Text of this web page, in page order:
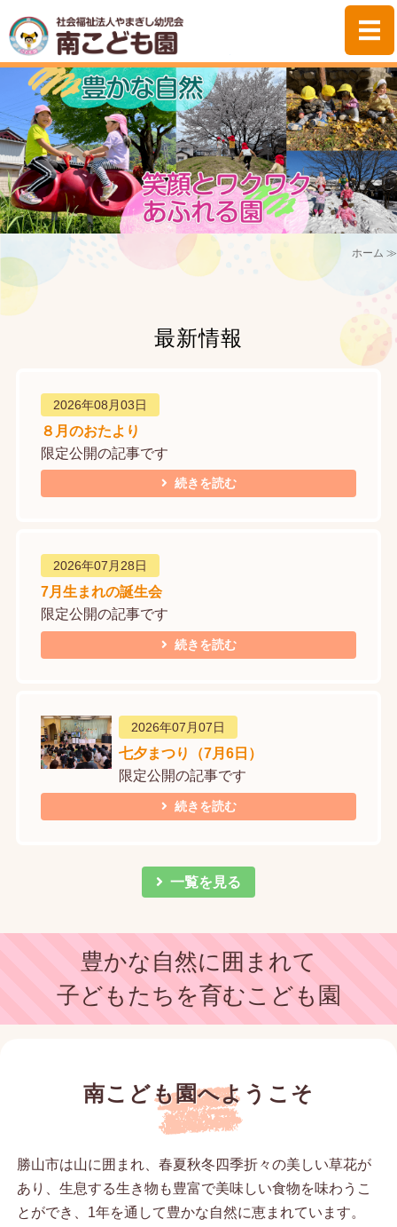
社会福祉法人や
ホーム
園の紹介
みなみっこの生活
子育て支援
保護者様専用
ホーム ≫
最新情報
2026年08月03日
８月のおたより
限定公開の記事です
続きを読む
2026年07月28日
7月生まれの誕生会
限定公開の記事です
続きを読む
2026年07月07日
七夕まつり（7月6日）
限定公開の記事です
続きを読む
一覧を見る
豊かな自然に囲まれて
子どもたちを育むこども園
南こども園へようこそ
勝山市は山に囲まれ、春夏秋冬四季折々の美しい草花が
あり、生息する生き物も豊富で美味しい食物を味わうこ
とができ、1年を通して豊かな自然に恵まれています。